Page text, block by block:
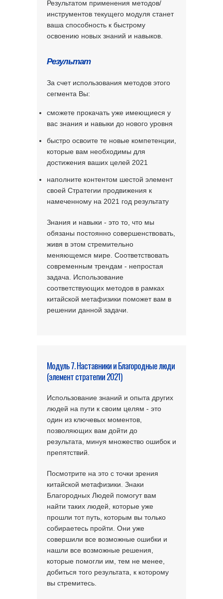
Результатом применения методов/
инструментов текущего модуля станет
ваша способность к быстрому
освоению новых знаний и навыков.
Результат
За счет использования методов этого
сегмента Вы:
сможете прокачать уже имеющиеся у
вас знания и навыки до нового уровня
быстро освоите те новые компетенции,
которые вам необходимы для
достижения ваших целей 2021
наполните контентом шестой элемент
своей Стратегии продвижения к
намеченному на 2021 год результату
Знания и навыки - это то, что мы
обязаны постоянно совершенствовать,
живя в этом стремительно
меняющемся мире. Соответствовать
современным трендам - непростая
задача. Использование
соответствующих методов в рамках
китайской метафизики поможет вам в
решении данной задачи.
Модуль 7. Наставники и Благородные люди
(элемент стратегии 2021)
Использование знаний и опыта других
людей на пути к своим целям - это
один из ключевых моментов,
позволяющих вам дойти до
результата, минуя множество ошибок и
препятствий.
Посмотрите на это с точки зрения
китайской метафизики. Знаки
Благородных Людей помогут вам
найти таких людей, которые уже
прошли тот путь, которым вы только
собираетесь пройти. Они уже
совершили все возможные ошибки и
нашли все возможные решения,
которые помогли им, тем не менее,
добиться того результата, к которому
вы стремитесь.